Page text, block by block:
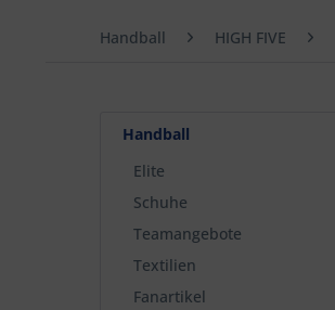
Handball HIGH FIVE
Handball
Elite
Schuhe
Teamangebote
Textilien
Fanartikel